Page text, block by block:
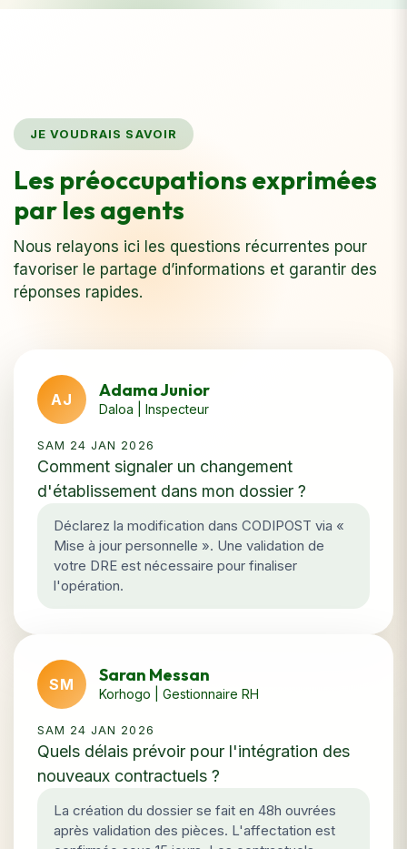
JE VOUDRAIS SAVOIR
Les préoccupations exprimées
par les agents
Nous relayons ici les questions récurrentes pour
favoriser le partage d’informations et garantir des
réponses rapides.
AJ Adama Junior
Daloa | Inspecteur
SAM 24 JAN 2026
Comment signaler un changement
d'établissement dans mon dossier ?
Déclarez la modification dans CODIPOST via «
Mise à jour personnelle ». Une validation de
votre DRE est nécessaire pour finaliser
l'opération.
SM Saran Messan
Korhogo | Gestionnaire RH
SAM 24 JAN 2026
Quels délais prévoir pour l'intégration des
nouveaux contractuels ?
La création du dossier se fait en 48h ouvrées
après validation des pièces. L'affectation est